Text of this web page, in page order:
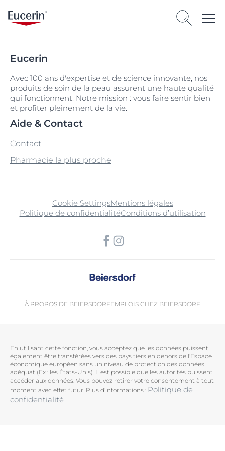
Eucerin
Avec 100 ans d'expertise et de science innovante, nos
produits de soin de la peau assurent une haute qualité
qui fonctionnent. Notre mission : vous faire sentir bien
et profiter pleinement de la vie.
Aide & Contact
Contact
Pharmacie la plus proche
Cookie SettingsMentions légales
Politique de confidentialitéConditions d’utilisation
À PROPOS DE BEIERSDORFEMPLOIS CHEZ BEIERSDORF
En utilisant cette fonction, vous acceptez que les données puissent
également être transférées vers des pays tiers en dehors de l'Espace
économique européen sans un niveau de protection des données
adéquat (Ex : les États-Unis). Il est possible que les autorités puissent
accéder aux données. Vous pouvez retirer votre consentement à tout
moment avec effet futur. Plus d'informations : Politique de
confidentialité